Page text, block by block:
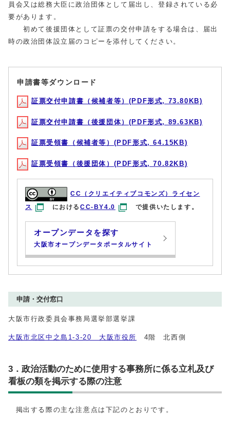
員会又は総務大臣に政治団体として届出し、登録されている必
要があります。
初めて後援団体として証票の交付申請をする場合は、届出
時の政治団体設立届のコピーを添付してください。
申請書等ダウンロード
証票交付申請書（候補者等）(PDF形式, 73.80KB)
証票交付申請書（後援団体）(PDF形式, 89.63KB)
証票受領書（候補者等）(PDF形式, 64.15KB)
証票受領書（後援団体）(PDF形式, 70.82KB)
CC（クリエイティブコモンズ）ライセン
ス
におけるCC-BY4.0 で提供いたします。
オープンデータを探す
大阪市オープンデータポータルサイト
申請・交付窓口
大阪市行政委員会事務局選挙部選挙課
大阪市北区中之島1-3-20 大阪市役所 4階 北西側
3．政治活動のために使用する事務所に係る立札及び
看板の類を掲示する際の注意
掲出する際の主な注意点は下記のとおりです。